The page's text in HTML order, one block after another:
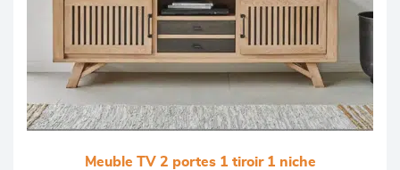
Meuble TV 2 portes 1 tiroir 1 niche